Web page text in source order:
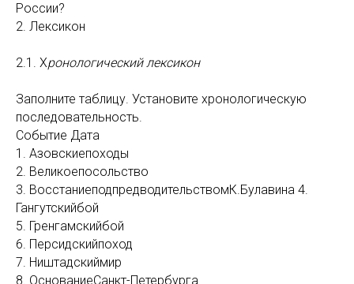
России?
2. Лексикон
2.1. Хронологический лексикон
Заполните таблицу. Установите хронологическую
последовательность.
Событие Дата
1. Азовскиепоходы
2. Великоепосольство
3. ВосстаниеподпредводительствомК.Булавина 4.
Гангутскийбой
5. Гренгамскийбой
6. Персидскийпоход
7. Ништадскиймир
8. ОснованиеСанкт-Петербурга